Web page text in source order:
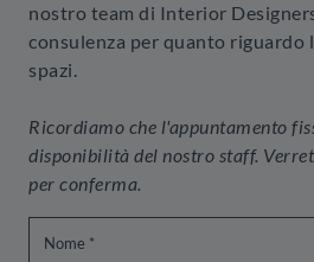
nostro team di Interior
consulenza per quanto riguardo
spazi.
Ricordiamo che l'appuntamento
disponibilità del nostro staff.
per conferma.